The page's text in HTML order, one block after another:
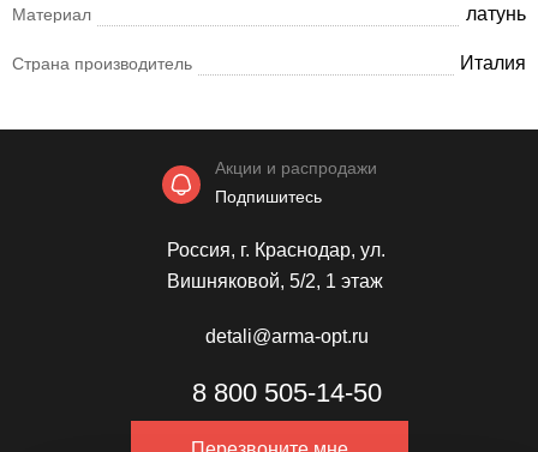
Материал латунь
Страна производитель Италия
Акции и распродажи
Подпишитесь
Россия, г. Краснодар, ул.
Вишняковой, 5/2, 1 этаж
detali@arma-opt.ru
8 800 505-14-50